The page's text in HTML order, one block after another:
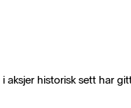
aksjer historisk sett har